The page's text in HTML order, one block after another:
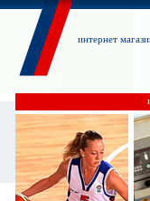
интернет